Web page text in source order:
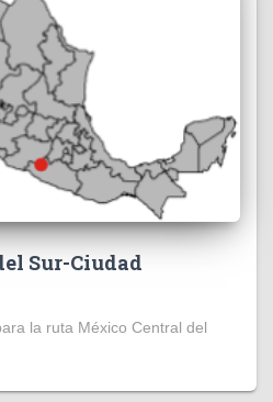
Sur-Ciudad
la ruta México Central del